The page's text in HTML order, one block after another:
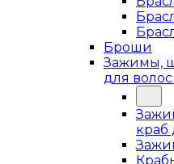
Броши
Зажимы,
для волос
краб